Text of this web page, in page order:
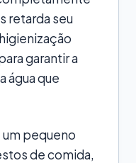
retarda seu
garantir a
água que
um pequeno
de comida,